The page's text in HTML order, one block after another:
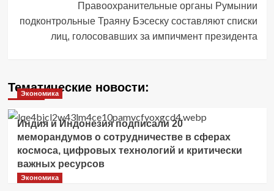
Правоохранительные органы Румынии
подконтрольные Траяну Бэсеску составляют списки
лиц, голосовавших за импичмент президента
Тематические новости:
Экономика
Индия и Индонезия подписали 20
меморандумов о сотрудничестве в сферах
космоса, цифровых технологий и критически
важных ресурсов
Экономика